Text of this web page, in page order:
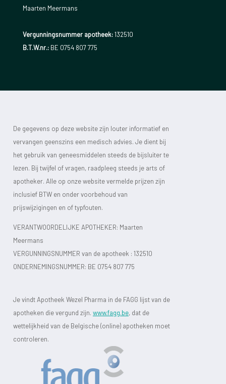
Maarten Meermans
Vergunningsnummer apotheek:132510
B.T.W.nr.:BE 0754 807 775
De gegevens op deze website zijn louter informatief en
vervangen geenszins een medisch advies. Je dient bij
het gebruik van geneesmiddelen steeds de bijsluiter te
lezen. Bij twijfel of vragen, raadpleeg steeds je arts of
apotheker. Alle op onze website vermelde prijzen zijn
inclusief BTW en onder voorbehoud van
prijswijzigingen en of typfouten.
VERANTWOORDELIJKE APOTHEKER: Maarten
Meermans
VERGUNNINGSNUMMER van de apotheek : 132510
ONDERNEMINGSNUMMER: BE 0754 807 775
Je vindt Apotheek Wezel Pharma in de FAGG lijst van de
apotheken die vergund zijn. www.fagg.be, dat de
wettelijkheid van de Belgische (online) apotheken moet
controleren.